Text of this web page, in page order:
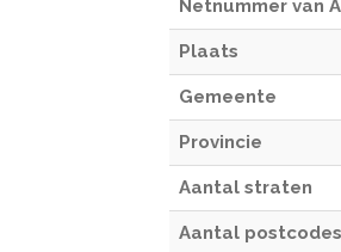
Netnummer van
Plaats
Gemeente
Provincie
Aantal straten
Aantal postcodes